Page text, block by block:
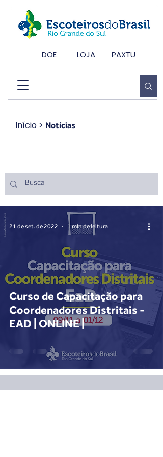
DOE LOJA PAXTU
Início > Notícias
Curso de Capacitação para
Coordenadores Distritais -
EAD | ONLINE |
21 de set. de 2022 1 min de leitura